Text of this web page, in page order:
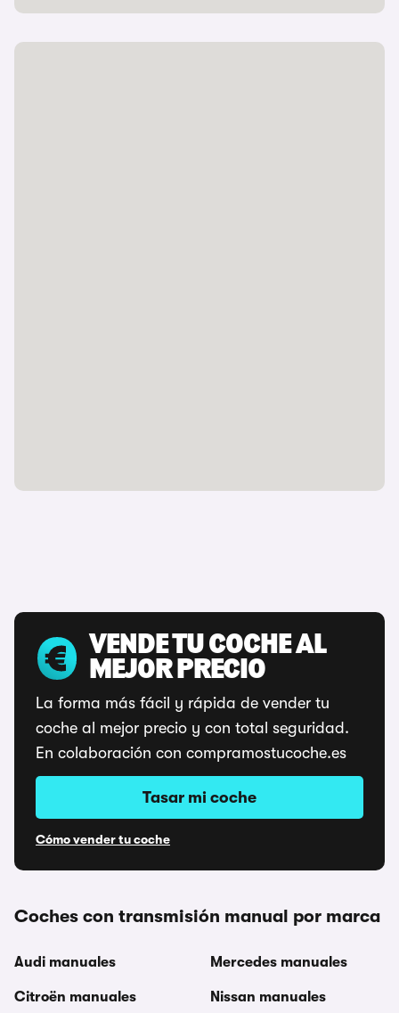
VENDE TU COCHE AL
MEJOR PRECIO
La forma más fácil y rápida de vender tu
coche al mejor precio y con total seguridad.
En colaboración con compramostucoche.es
Tasar mi coche
Cómo vender tu coche
Coches con transmisión manual por marca
Audi manuales
Citroën manuales
Mercedes manuales
Nissan manuales